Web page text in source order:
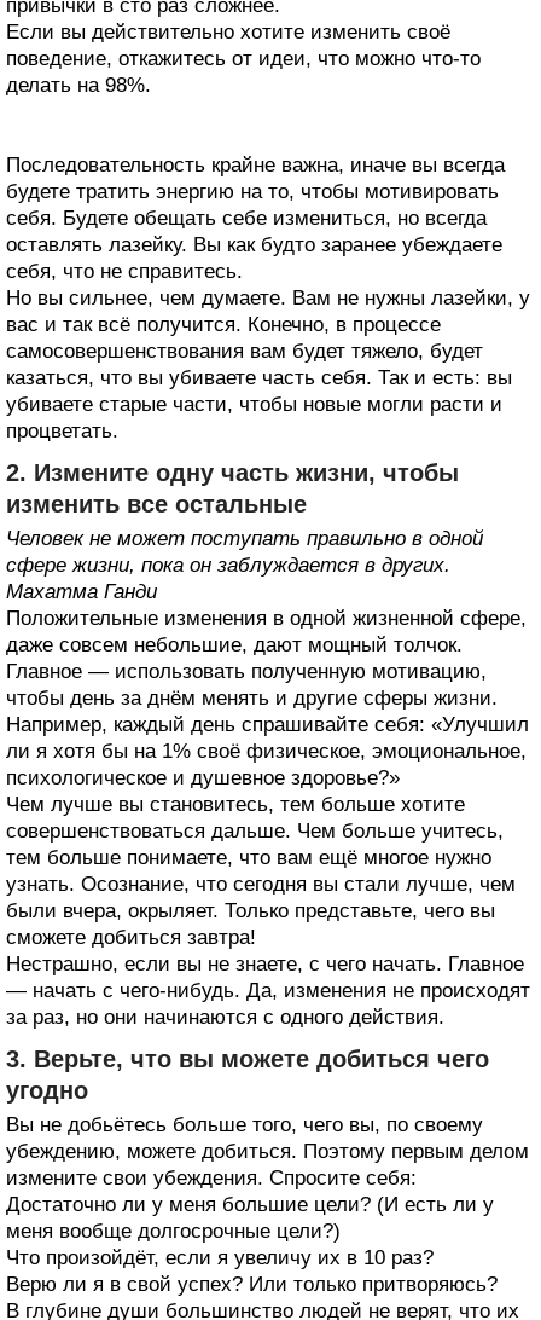
привычки в сто раз сложнее.
Если вы действительно хотите изменить своё
поведение, откажитесь от идеи, что можно что-то
делать на 98%.
Последовательность крайне важна, иначе вы всегда
будете тратить энергию на то, чтобы мотивировать
себя. Будете обещать себе измениться, но всегда
оставлять лазейку. Вы как будто заранее убеждаете
себя, что не справитесь.
Но вы сильнее, чем думаете. Вам не нужны лазейки, у
вас и так всё получится. Конечно, в процессе
самосовершенствования вам будет тяжело, будет
казаться, что вы убиваете часть себя. Так и есть: вы
убиваете старые части, чтобы новые могли расти и
процветать.
2. Измените одну часть жизни, чтобы
изменить все остальные
Человек не может поступать правильно в одной
сфере жизни, пока он заблуждается в других.
Махатма Ганди
Положительные изменения в одной жизненной сфере,
даже совсем небольшие, дают мощный толчок.
Главное — использовать полученную мотивацию,
чтобы день за днём менять и другие сферы жизни.
Например, каждый день спрашивайте себя: «Улучшил
ли я хотя бы на 1% своё физическое, эмоциональное,
психологическое и душевное здоровье?»
Чем лучше вы становитесь, тем больше хотите
совершенствоваться дальше. Чем больше учитесь,
тем больше понимаете, что вам ещё многое нужно
узнать. Осознание, что сегодня вы стали лучше, чем
были вчера, окрыляет. Только представьте, чего вы
сможете добиться завтра!
Нестрашно, если вы не знаете, с чего начать. Главное
— начать с чего-нибудь. Да, изменения не происходят
за раз, но они начинаются с одного действия.
3. Верьте, что вы можете добиться чего
угодно
Вы не добьётесь больше того, чего вы, по своему
убеждению, можете добиться. Поэтому первым делом
измените свои убеждения. Спросите себя:
Достаточно ли у меня большие цели? (И есть ли у
меня вообще долгосрочные цели?)
Что произойдёт, если я увеличу их в 10 раз?
Верю ли я в свой успех? Или только притворяюсь?
В глубине души большинство людей не верят, что их